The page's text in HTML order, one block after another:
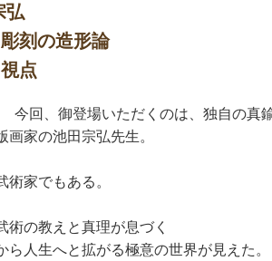
弘
刻の造形論
点
今回、御登場いただくのは、独自の真
家の池田宗弘先生。
家でもある。
の教えと真理が息づく
人生へと拡がる極意の世界が見えた。